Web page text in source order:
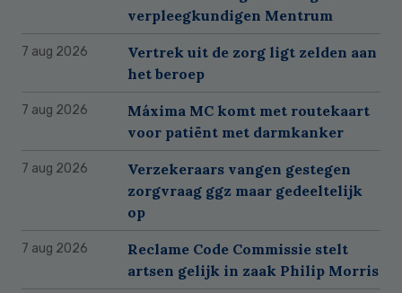
verpleegkundigen Mentrum
7 aug 2026
Vertrek uit de zorg ligt zelden aan
het beroep
7 aug 2026
Máxima MC komt met routekaart
voor patiënt met darmkanker
7 aug 2026
Verzekeraars vangen gestegen
zorgvraag ggz maar gedeeltelijk
op
7 aug 2026
Reclame Code Commissie stelt
artsen gelijk in zaak Philip Morris